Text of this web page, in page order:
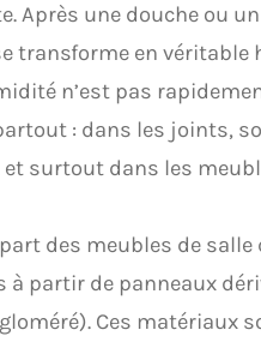
Après une douche ou
transforme en véritable
n’est pas
: dans les joints,
et surtout dans les
des meubles de
à partir de panneaux
Ces matériaux